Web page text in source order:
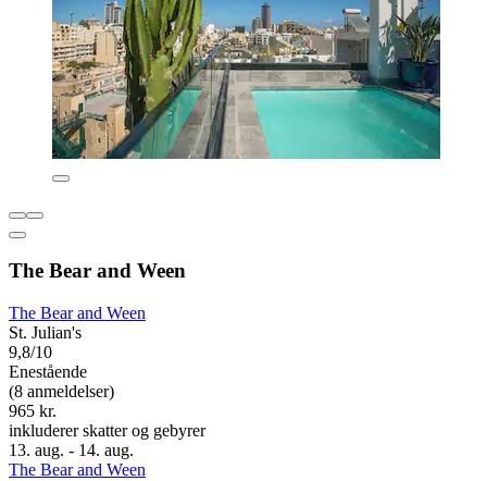
The Bear and Ween
The Bear and Ween
St. Julian's
9,8/10
Enestående
(8 anmeldelser)
965 kr.
inkluderer skatter og gebyrer
13. aug. - 14. aug.
The Bear and Ween